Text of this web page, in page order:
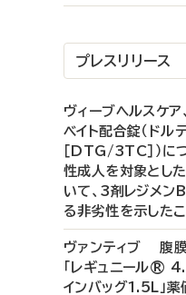
プレスリリース
ヴィーブヘルスケ
ベイト配合錠（ドル
［DTG/3TC］）
性成人を対象とし
いて、3剤レジメ
る非劣性を示した
ヴァンティブ 腹
「レギュニール®
インバッグ1.5L」